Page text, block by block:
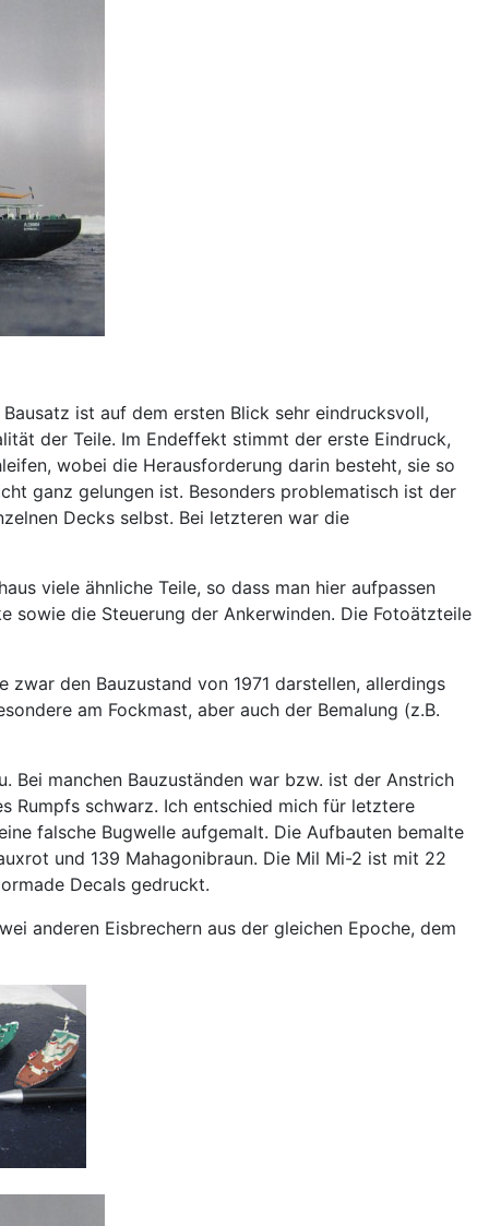
Bausatz ist auf dem ersten Blick sehr eindrucksvoll,
der Teile. Im Endeffekt stimmt der erste Eindruck,
wobei die Herausforderung darin besteht, sie so
ganz gelungen ist. Besonders problematisch ist der
Decks selbst. Bei letzteren war die
viele ähnliche Teile, so dass man hier aufpassen
sowie die Steuerung der Ankerwinden. Die Fotoätzteile
den Bauzustand von 1971 darstellen, allerdings
am Fockmast, aber auch der Bemalung (z.B.
Bei manchen Bauzuständen war bzw. ist der Anstrich
Rumpfs schwarz. Ich entschied mich für letztere
falsche Bugwelle aufgemalt. Die Aufbauten bemalte
und 139 Mahagonibraun. Die Mil Mi-2 ist mit 22
Decals gedruckt.
anderen Eisbrechern aus der gleichen Epoche, dem